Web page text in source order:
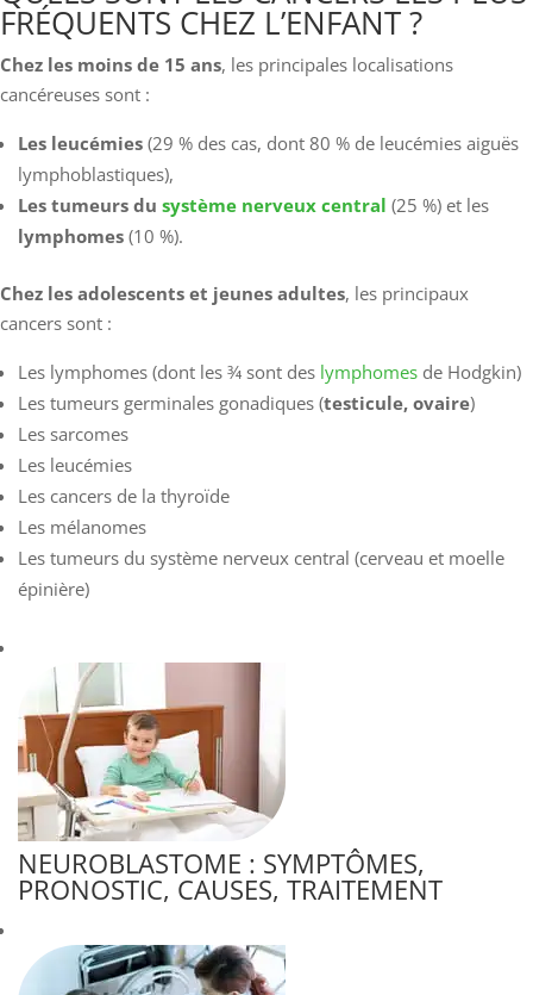
FRÉQUENTS CHEZ L’ENFANT ?
Chez les moins de 15 ans, les principales localisations
cancéreuses sont :
Les leucémies (29 % des cas, dont 80 % de leucémies aiguës
lymphoblastiques),
Les tumeurs du système nerveux central (25 %) et les
lymphomes (10 %).
Chez les adolescents et jeunes adultes, les principaux
cancers sont :
Les lymphomes (dont les 3⁄4 sont des lymphomes de Hodgkin)
Les tumeurs germinales gonadiques (testicule, ovaire)
Les sarcomes
Les leucémies
Les cancers de la thyroïde
Les mélanomes
Les tumeurs du système nerveux central (cerveau et moelle
épinière)
NEUROBLASTOME : SYMPTÔMES,
PRONOSTIC, CAUSES, TRAITEMENT